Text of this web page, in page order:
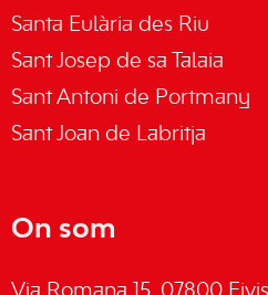
Santa Eulària des Riu
Sant Josep de sa Talaia
Sant Antoni de Portmany
Sant Joan de Labritja
On som